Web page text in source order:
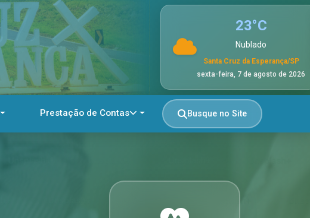
23°C
Nublado
Santa Cruz da Esperança/SP
sexta-feira, 7 de agosto de 2026
Prestação de Contas Busque no Site